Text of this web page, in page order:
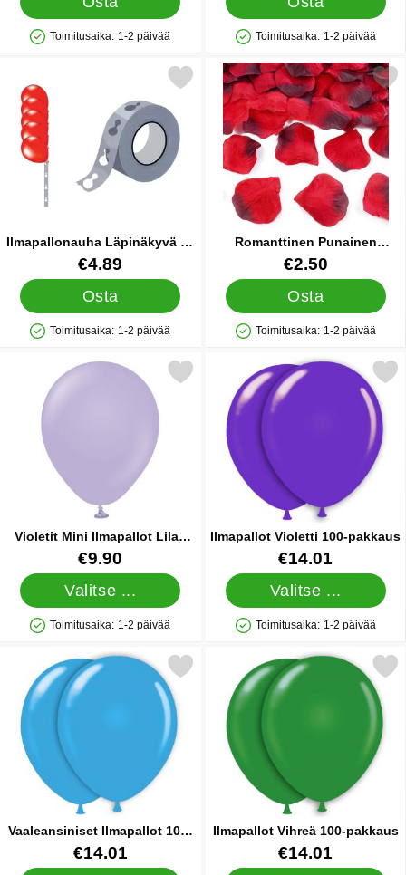
Saatavuus: Varastossa
Toimitusaika: 1-2 päivää
Saatavuus: Varastossa
Toimitusaika: 1-2 päivää
Ilmapallonauha Läpinäkyvä 15
m
Tuote.nro 89477
€4.89
Osta
Saatavuus: Varastossa
Toimitusaika: 1-2 päivää
Merkitse ilmapallonauha Läpinäkyvä 15 m suosikiksi
Romanttinen Punainen
Konfetti Ruusun Terälehti
Tuote.nro 12387
€2.50
Osta
Saatavuus: Varastossa
Toimitusaika: 1-2 päivää
Merkitse romanttinen Punainen
Violetit Mini Ilmapallot Lilac
100 kpl
Tuote.nro 38369
€9.90
Valitse ...
Saatavuus: Varastossa
Toimitusaika: 1-2 päivää
Merkitse violetit Mini Ilmapallot Lilac 100 kpl suosikiksi
Ilmapallot Violetti 100-pakkaus
Tuote.nro 9658€14.01
Valitse ...
Saatavuus: Varastossa
Toimitusaika: 1-2 päivää
Merkitse ilmapallot Violetti
Vaaleansiniset Ilmapallot 100-
pakkaus
Tuote.nro 12228€14.01
vaaleansiniset Ilmapallot 100-pakkaus suosikiksi
Ilmapallot Vihreä 100-pakkaus
Tuote.nro 9519€14.01
Merkitse ilmapallot Vihreä